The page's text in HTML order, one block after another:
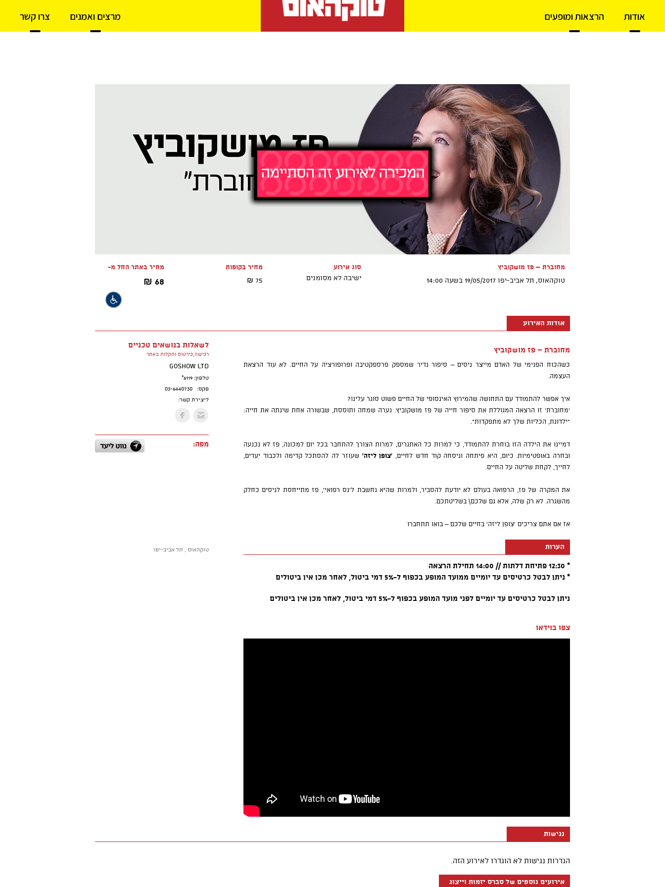
מרצים ואמנים צרו קשר אודות הרצאות ומופעים